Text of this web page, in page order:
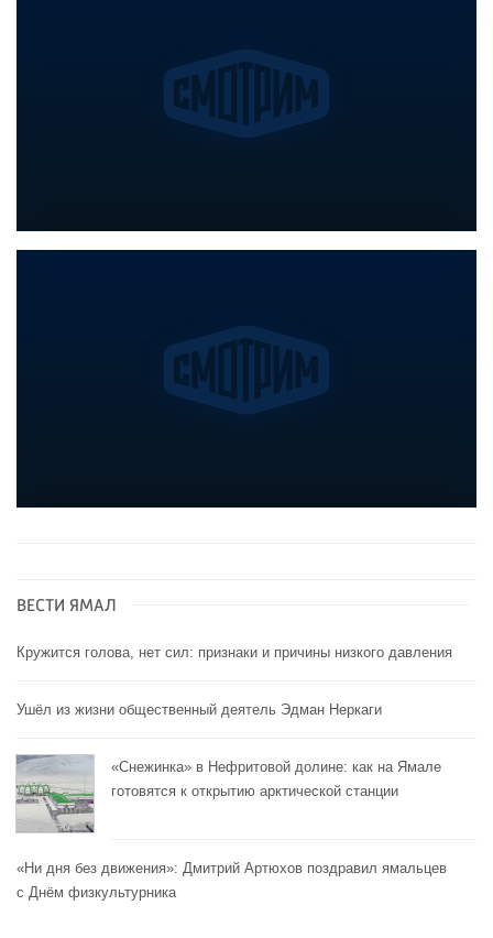
ВЕСТИ ЯМАЛ
Кружится голова, нет сил: признаки и причины низкого давления
Ушёл из жизни общественный деятель Эдман Неркаги
«Снежинка» в Нефритовой долине: как на Ямале
готовятся к открытию арктической станции
«Ни дня без движения»: Дмитрий Артюхов поздравил ямальцев
с Днём физкультурника